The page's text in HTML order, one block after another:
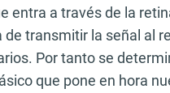
entra a través de la
de transmitir la señal al
Por tanto se
que pone en hora